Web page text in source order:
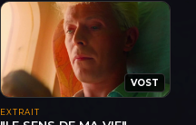
VOST
EXTRAIT